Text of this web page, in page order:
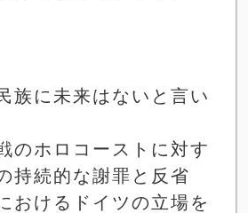
族に未来はないと言い
のホロコーストに対す
持続的な謝罪と反省
おけるドイツの立場を